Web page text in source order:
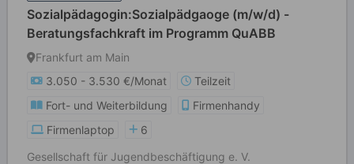
Sozialpädagogin:Sozialpädgaoge (m/w/d) -
Beratungsfachkraft im Programm QuABB
Frankfurt am Main
3.050 - 3.530 €/Monat
Teilzeit
Fort- und Weiterbildung
Firmenhandy
Firmenlaptop
6
Gesellschaft für Jugendbeschäftigung e. V.